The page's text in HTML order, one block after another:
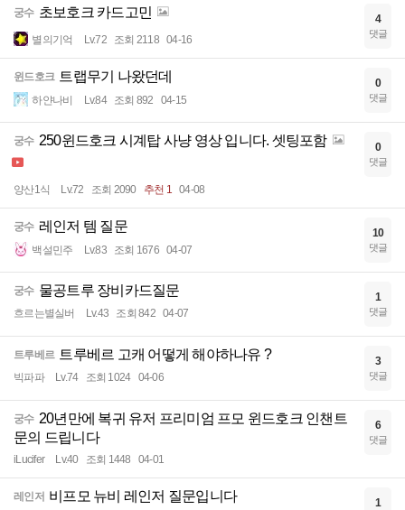
궁수 초보호크 카드고민
별의기억 Lv.72 조회 2118 04-16
4
댓글
윈드호크 트랩무기 나왔던데
하얀나비 Lv.84 조회 892 04-15
0
댓글
궁수 250윈드호크 시계탑 사냥 영상 입니다. 셋팅포함
양산1식 Lv.72 조회 2090 추천 1 04-08
0
댓글
궁수 레인저 템 질문
백설민주 Lv.83 조회 1676 04-07
10
댓글
궁수 물공트루 장비카드질문
흐르는별실버 Lv.43 조회 842 04-07
1
댓글
트루베르 트루베르 고캐 어떻게 해야하나유 ?
빅파파 Lv.74 조회 1024 04-06
3
댓글
궁수 20년만에 복귀 유저 프리미엄 프모 윈드호크 인챈트
문의 드립니다
iLucifer Lv.40 조회 1448 04-01
6
댓글
레인저 비프모 뉴비 레인저 질문입니다 1